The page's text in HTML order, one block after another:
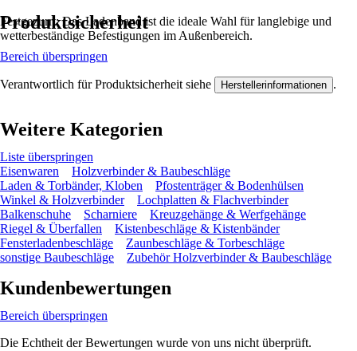
Festgezurrt: Das Ladenband ist die ideale Wahl für langlebige und
wetterbeständige Befestigungen im Außenbereich.
Produktsicherheit
Bereich überspringen
Verantwortlich für Produktsicherheit siehe Herstellerinformationen .
Weitere Kategorien
Liste überspringen
Eisenwaren
Holzverbinder & Baubeschläge
Laden & Torbänder, Kloben
Pfostenträger & Bodenhülsen
Winkel & Holzverbinder
Lochplatten & Flachverbinder
Balkenschuhe
Scharniere
Kreuzgehänge & Werfgehänge
Riegel & Überfallen
Kistenbeschläge & Kistenbänder
Fensterladenbeschläge
Zaunbeschläge & Torbeschläge
sonstige Baubeschläge
Zubehör Holzverbinder & Baubeschläge
Kundenbewertungen
Bereich überspringen
Die Echtheit der Bewertungen wurde von uns nicht überprüft.